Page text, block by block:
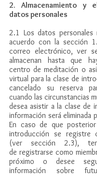
2. Almacenamiento y
datos personales
2.1 Los datos personales
acuerdo con la sección
correo electrónico, ver
almacenan hasta que
centro de meditación o
virtual para la clase de
cancelado su reserva
cuando las circunstancias
desea asistir a la clase de
información será eliminada
En caso de que
introducción se registre
(ver sección 2.3),
de registrarse como
próximo o desee
información sobre